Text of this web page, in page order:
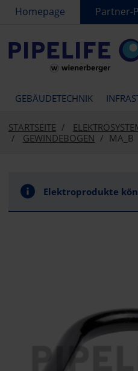
text.skipToContent
text.skipToNavigation
Homepage Partner-
GEBÄUDETECHNIK
STARTSEITE
GEWINDEBOGEN
MA_B
Elektroprodukte